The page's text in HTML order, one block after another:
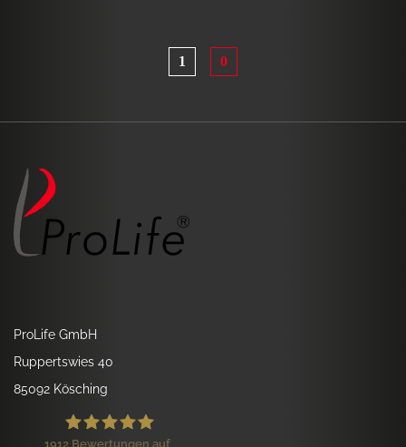
1 0
ProLife GmbH
Ruppertswies 40
85092 Kösching
1912 Bewertungen auf